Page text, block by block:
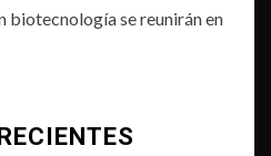
biotecnología se reunirán en